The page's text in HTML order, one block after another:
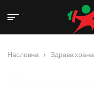
Насловна Здрава храна